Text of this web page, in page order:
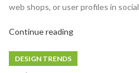
web shops, or user profiles in
Continue reading
DESIGN TRENDS